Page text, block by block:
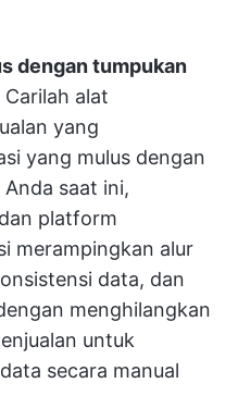
dengan tumpukan
Carilah alat
yang
yang mulus dengan
saat ini,
dan platform
merampingkan alur
data, dan
menghilangkan
untuk
secara manual